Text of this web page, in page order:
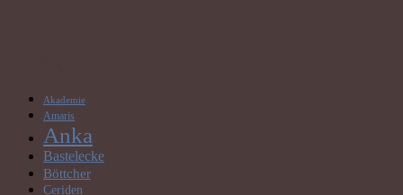
Akademie
Amaris
Anka
Bastelecke
Böttcher
Ceriden